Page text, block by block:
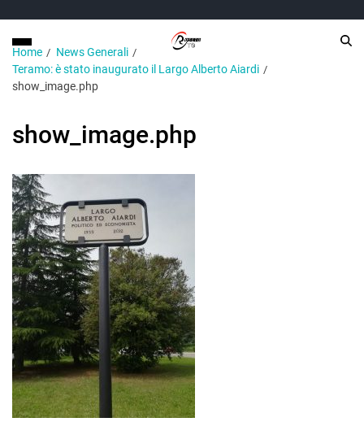
Home
News Generali
Teramo: è stato inaugurato il Largo Alberto Aiardi
show_image.php
show_image.php